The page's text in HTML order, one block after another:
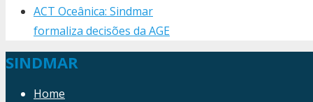
ACT Oceânica: Sindmar
formaliza decisões da AGE
SINDMAR
Home